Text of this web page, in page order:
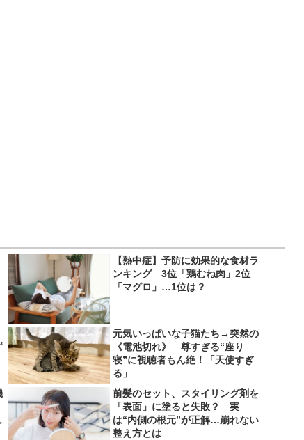
【熱中症】予防に効果的な食材ラ
ンキング 3位「鶏むね肉」2位
「マグロ」…1位は？
元気いっぱいな子猫たち→突然の
《電池切れ》 尊すぎる“座り
寝”に視聴者もん絶！「天使すぎ
る」
前髪のセット、スタイリング剤を
「表面」に塗ると失敗？ 実
は“内側の根元”が正解…崩れない
整え方とは